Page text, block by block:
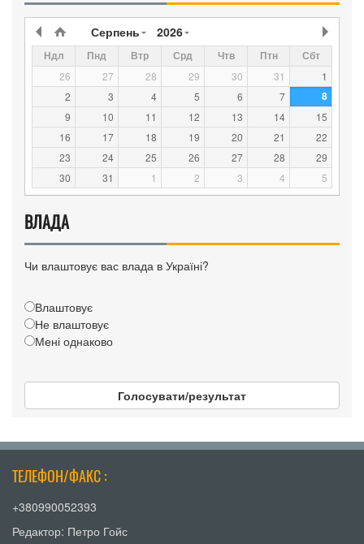
Серпень 2026
Ндл Пнд Втр Срд Чтв Птн Сбт
26 27 28 29 30 31
1
2
3 4 5 6 7 8
9 10 11 12 13 14
15
16
17 18 19 20 21
22
23
24 25 26 27 28
29
30
31 1 2 3 4 5
ВЛАДА
Чи влаштовує вас влада в Україні?
Влаштовує
Не влаштовує
Мені однаково
Голосувати/результат
ТЕЛЕФОН/ФАКС :
+380990052393
Редактор: Петро Гойс